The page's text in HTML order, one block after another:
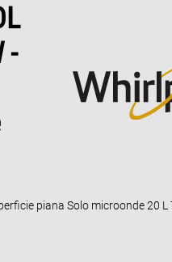
-
piana Solo microonde 20 L